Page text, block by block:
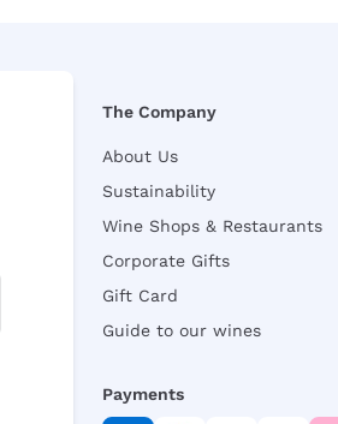
The Company
About Us
Sustainability
Wine Shops & Restaurants
Corporate Gifts
Gift Card
Guide to our wines
Payments